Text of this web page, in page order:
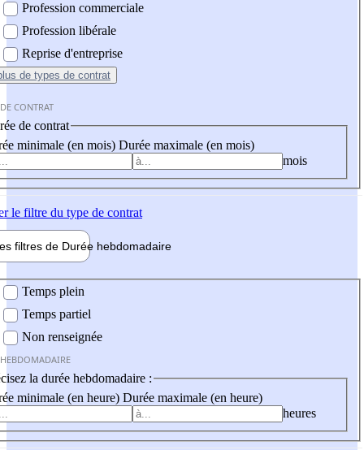
Profession commerciale
Profession libérale
Reprise d'entreprise
de types de contrat
CONTRAT
de contrat
minimale (en mois) Durée maximale (en mois)
mois
le filtre du type de contrat
filtres de Durée hebdomadaire
Temps plein
Temps partiel
Non renseignée
la durée hebdomadaire :
minimale (en heure) Durée maximale (en heure)
heures